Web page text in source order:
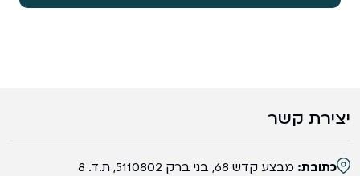
יצירת קשר
כתובת: מבצע קדש 68, בני ברק 5110802, ת.ד. 8